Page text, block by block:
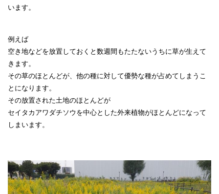
います。
例えば
空き地などを放置しておくと数週間もたたないうちに草が生えて
きます。
その草のほとんどが、他の種に対して優勢な種が占めてしまうこ
とになります。
その放置された土地のほとんどが
セイタカアワダチソウを中心とした外来植物がほとんどになって
しまいます。